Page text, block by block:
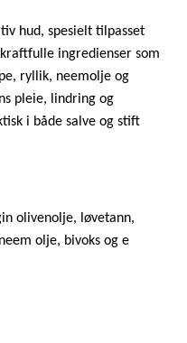
hud, spesielt tilpasset
ingredienser som
ryllik, neemolje og
pleie, lindring og
i både salve og stift
olivenolje, løvetann,
olje, bivoks og e